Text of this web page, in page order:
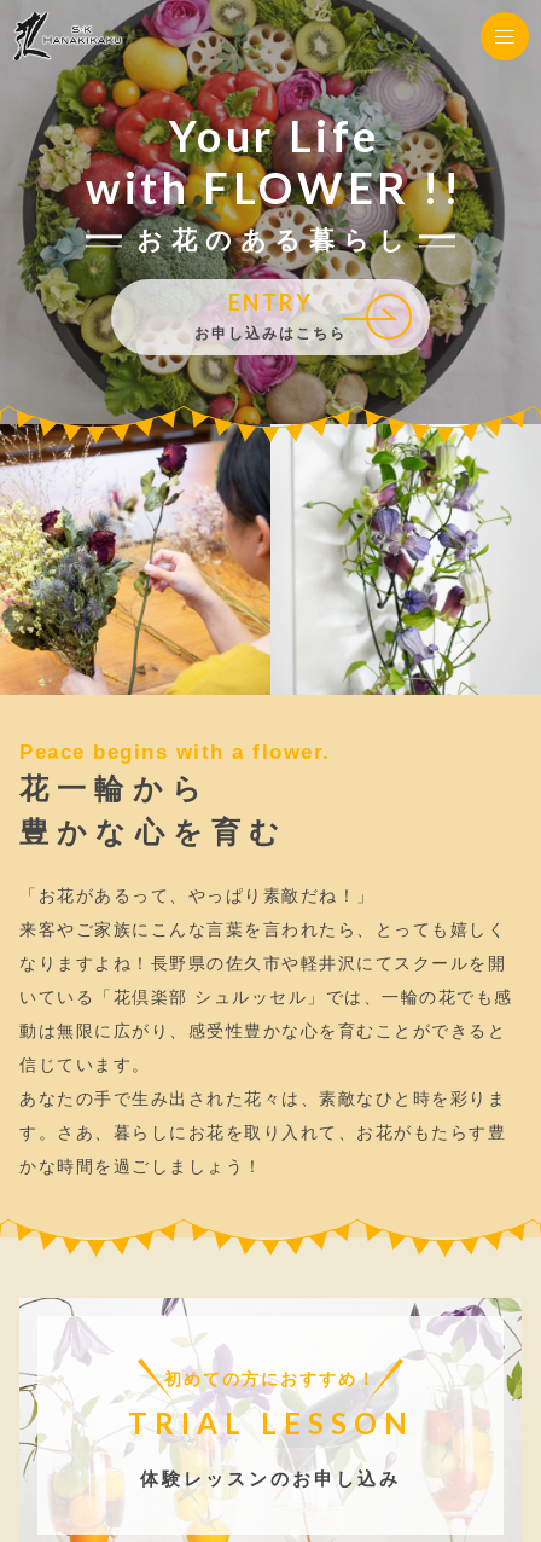
Your Life
with FLOWER !!
お花のある暮らし
ENTRY
お申し込みはこちら
Peace begins with a flower.
花一輪から
豊かな心を育む
「お花があるって、やっぱり素敵だね！」
来客やご家族にこんな言葉を言われたら、とっても嬉しく
なりますよね！長野県の佐久市や軽井沢にてスクールを開
いている「花倶楽部 シュルッセル」では、一輪の花でも感
動は無限に広がり、感受性豊かな心を育むことができると
信じています。
あなたの手で生み出された花々は、素敵なひと時を彩りま
す。さあ、暮らしにお花を取り入れて、お花がもたらす豊
かな時間を過ごしましょう！
初めての方におすすめ！
TRIAL LESSON
体験レッスンのお申し込み